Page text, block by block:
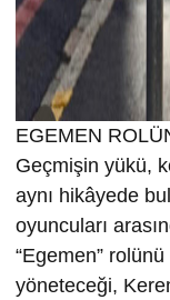
EGEMEN
Geçmişin yükü,
aynı hikâyede
oyuncuları
“Egemen”
yöneteceği,